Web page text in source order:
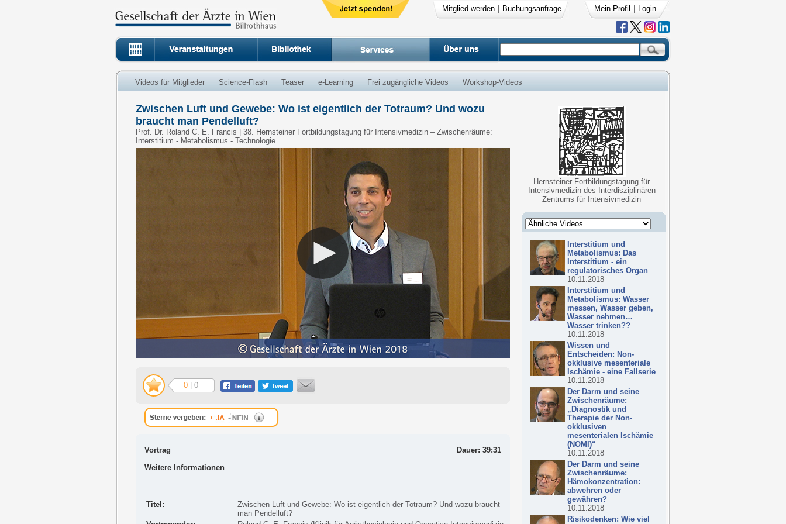
Mitglied werden Buchungsanfrage Mein Profil Login
Videos für Mitglieder Science-Flash Teaser e-Learning Frei zugängliche Videos Workshop-Videos
Hernsteiner Fortbildungstagung für
Intensivmedizin des Interdisziplinären
Zentrums für Intensivmedizin
Interstitium und
Metabolismus: Das
Interstitium - ein
regulatorisches Organ
10.11.2018
Interstitium und
Metabolismus: Wasser
messen, Wasser geben,
Wasser nehmen…
Wasser trinken??
10.11.2018
Wissen und
Entscheiden: Non-
okklusive mesenteriale
Ischämie - eine Fallserie
10.11.2018
Der Darm und seine
Zwischenräume:
„Diagnostik und
Therapie der Non-
okklusiven
mesenterialen Ischämie
(NOMI)“
10.11.2018
Der Darm und seine
Zwischenräume:
Hämokonzentration:
abwehren oder
gewähren?
10.11.2018
Risikodenken: Wie viel
Zwischen Luft und Gewebe: Wo ist eigentlich der Totraum? Und wozu
braucht man Pendelluft?
Prof. Dr. Roland C. E. Francis | 38. Hernsteiner Fortbildungstagung für Intensivmedizin – Zwischenräume:
Interstitium - Metabolismus - Technologie
0 | 0
Dauer: 39:31
Vortrag
Weitere Informationen
Titel:
Zwischen Luft und Gewebe: Wo ist eigentlich der Totraum? Und wozu braucht
man Pendelluft?